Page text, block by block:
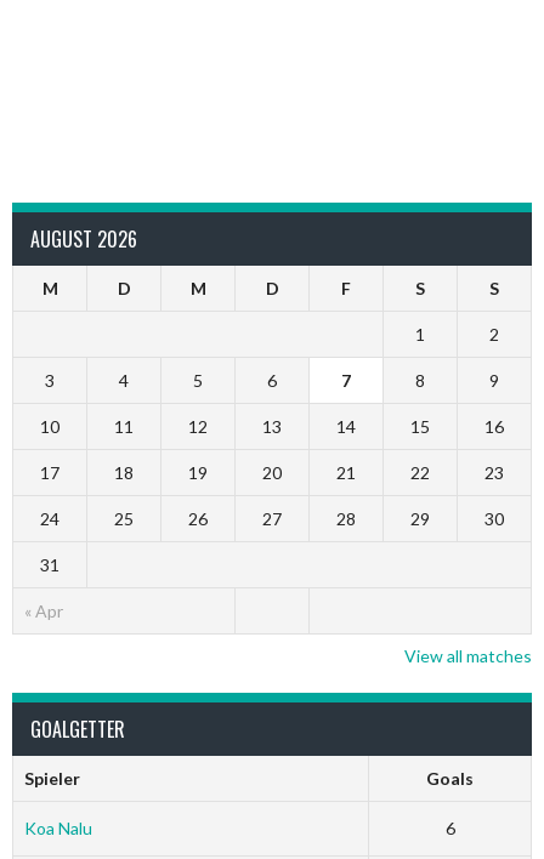
AUGUST 2026
M D M D F S S
« Apr
1 2
3 4 5 6 7 8 9
10 11 12 13 14 15 16
17 18 19 20 21 22 23
24 25 26 27 28 29 30
31
View all matches
GOALGETTER
Spieler Goals
Koa Nalu 6